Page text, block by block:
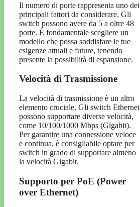
Il numero di porte rappresenta uno dei
principali fattori da considerare. Gli
switch possono avere da 5 a oltre 48
porte. È fondamentale scegliere un
modello che possa soddisfare le tue
esigenze attuali e future, tenendo
presente la possibilità di espansione.
Velocità di Trasmissione
La velocità di trasmissione è un altro
elemento cruciale. Gli switch Ethernet
possono supportare diverse velocità,
come 10/100/1000 Mbps (Gigabit).
Per garantire una connessione veloce
e continua, è consigliabile optare per
switch in grado di supportare almeno
la velocità Gigabit.
Supporto per PoE (Power
over Ethernet)